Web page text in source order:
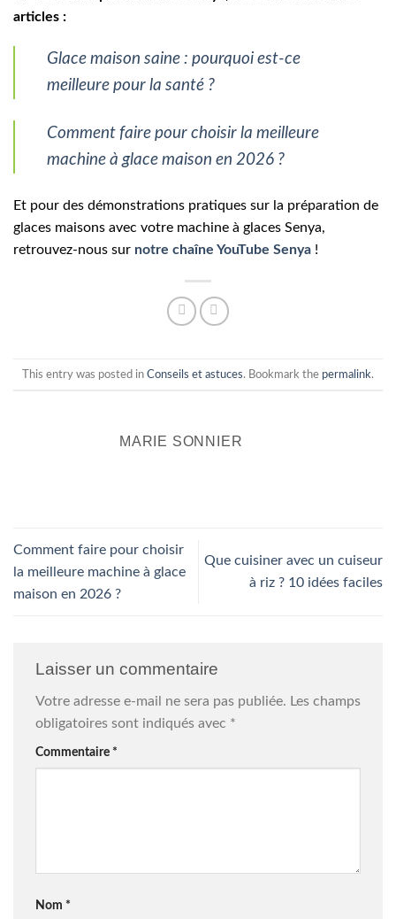
articles :
Glace maison saine : pourquoi est-ce
meilleure pour la santé ?
Comment faire pour choisir la meilleure
machine à glace maison en 2026 ?
Et pour des démonstrations pratiques sur la préparation de
glaces maisons avec votre machine à glaces Senya,
retrouvez-nous sur notre chaîne YouTube Senya !
This entry was posted in Conseils et astuces. Bookmark the permalink.
MARIE SONNIER
Comment faire pour choisir
la meilleure machine à glace
maison en 2026 ?
Que cuisiner avec un cuiseur
à riz ? 10 idées faciles
Laisser un commentaire
Votre adresse e-mail ne sera pas publiée. Les champs
obligatoires sont indiqués avec *
Commentaire *
Nom *